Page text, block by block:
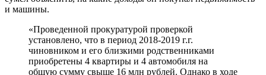
и машины.
«Проведенной прокуратурой проверкой
установлено, что в период 2018-2019 г.г.
чиновником и его близкими родственниками
приобретены 4 квартиры и 4 автомобиля на
общую сумму свыше 16 млн рублей. Однако в ходе